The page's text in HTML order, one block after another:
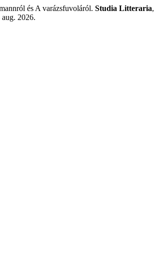
és A varázsfuvoláról. Studia Litteraria,
aug. 2026.